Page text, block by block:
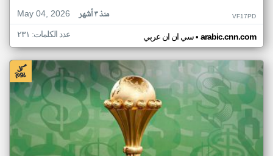
May 04, 2026
منذ ٣ أشهر VF17PD
سي ان ان عربي• arabic.cnn.com عدد الكلمات: ٢٣١